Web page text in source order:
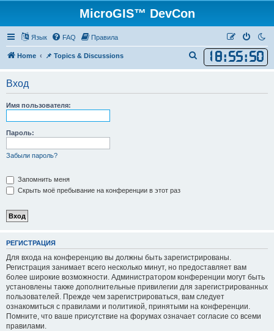
MicroGIS™ DevCon
Язык FAQ Правила
Home 📌 Topics & Discussions 18:55:50
о
Вход
Имя пользователя:
Пароль:
Забыли пароль?
Запомнить меня
Скрыть моё пребывание на конференции в этот раз
РЕГИСТРАЦИЯ
Для входа на конференцию вы должны быть зарегистрированы.
Регистрация занимает всего несколько минут, но предоставляет вам
более широкие возможности. Администратором конференции могут быть
установлены также дополнительные привилегии для зарегистрированных
пользователей. Прежде чем зарегистрироваться, вам следует
ознакомиться с правилами и политикой, принятыми на конференции.
Помните, что ваше присутствие на форумах означает согласие со всеми
правилами.